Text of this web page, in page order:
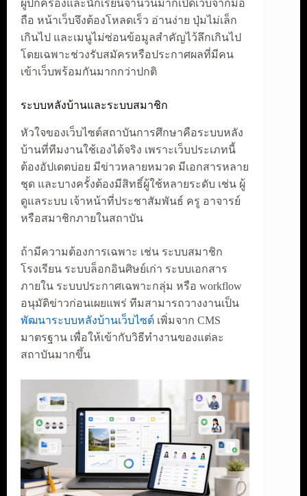
ผู้ปกครองและนักเรียนจำนวนมากเปิดเว็บจากมือ
ถือ หน้าเว็บจึงต้องโหลดเร็ว อ่านง่าย ปุ่มไม่เล็ก
เกินไป และเมนูไม่ซ่อนข้อมูลสำคัญไว้ลึกเกินไป
โดยเฉพาะช่วงรับสมัครหรือประกาศผลที่มีคน
เข้าเว็บพร้อมกันมากกว่าปกติ
ระบบหลังบ้านและระบบสมาชิก
หัวใจของเว็บไซต์สถาบันการศึกษาคือระบบหลัง
บ้านที่ทีมงานใช้เองได้จริง เพราะเว็บประเภทนี้
ต้องอัปเดตบ่อย มีข่าวหลายหมวด มีเอกสารหลาย
ชุด และบางครั้งต้องมีสิทธิ์ผู้ใช้หลายระดับ เช่น ผู้
ดูแลระบบ เจ้าหน้าที่ประชาสัมพันธ์ ครู อาจารย์
หรือสมาชิกภายในสถาบัน
ถ้ามีความต้องการเฉพาะ เช่น ระบบสมาชิก
โรงเรียน ระบบล็อกอินศิษย์เก่า ระบบเอกสาร
ภายใน ระบบประกาศเฉพาะกลุ่ม หรือ workflow
อนุมัติข่าวก่อนเผยแพร่ ทีมสามารถวางงานเป็น
พัฒนาระบบหลังบ้านเว็บไซต์ เพิ่มจาก CMS
มาตรฐาน เพื่อให้เข้ากับวิธีทำงานของแต่ละ
สถาบันมากขึ้น